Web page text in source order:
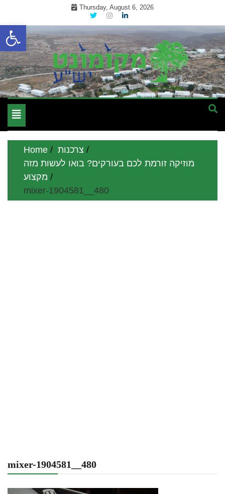
Open toolbar
content
Thursday, August 6, 2026
מקומונט הישובים ביו"ש
מקומון אינטרנטי לתושבי השומרון בנימין גוש עציון והר חברון
Toggle
navigation
Home
צרכנות
מוזיקה זורמת לכם בעורקים? בואו לעשות מזה
מקצוע
mixer-1904581__480
mixer-1904581__480